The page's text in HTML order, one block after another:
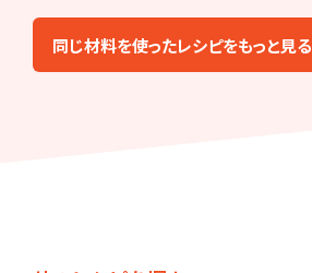
同じ材料を使ったレシピをもっと見る